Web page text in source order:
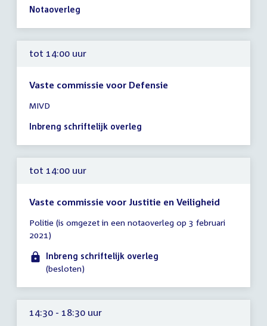
uur
Notaoverleg
tot 14:00 uur
Vaste commissie voor Defensie
vergadering
tot
uur
MIVD
Inbreng schriftelijk overleg
tot 14:00 uur
Vaste commissie voor Justitie en Veiligheid
vergadering
tot
14:00
uur
Politie (is omgezet in een notaoverleg op 3 februari
2021)
Inbreng schriftelijk overleg
(besloten)
14:30 - 18:30 uur